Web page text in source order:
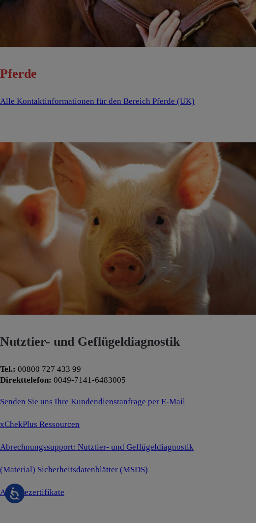
Pferde
Alle Kontaktinformationen für den Bereich Pferde (UK)
Nutztier- und Geflügeldiagnostik
Tel.: 00800 727 433 99
Direkttelefon: 0049-7141-6483005
Senden Sie uns Ihre Kundendienstanfrage per E-Mail
xChekPlus Ressourcen
Abrechnungssupport: Nutztier- und Geflügeldiagnostik
(Material) Sicherheitsdatenblätter (MSDS)
Analysezertifikate